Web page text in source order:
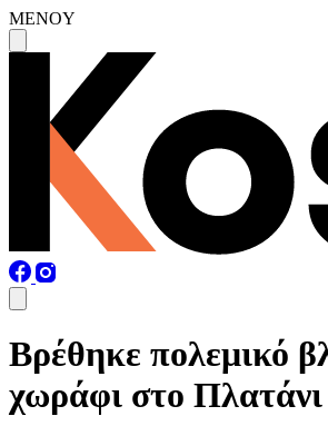
MENOY
Βρέθηκε πολεμικό
χωράφι στο Πλατάνι